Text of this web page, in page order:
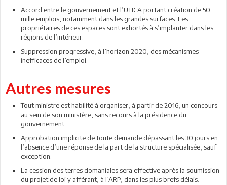
Accord entre le gouvernement et l’UTICA portant création de 50
mille emplois, notamment dans les grandes surfaces. Les
propriétaires de ces espaces sont exhortés à s’implanter dans les
régions de l’intérieur.
Suppression progressive, à l’horizon 2020, des mécanismes
inefficaces de l’emploi.
Autres mesures
Tout ministre est habilité à organiser, à partir de 2016, un concours
au sein de son ministère, sans recours à la présidence du
gouvernement.
Approbation implicite de toute demande dépassant les 30 jours en
l’absence d’une réponse de la part de la structure spécialisée, sauf
exception.
La cession des terres domaniales sera effective après la soumission
du projet de loi y afférant, à l’ARP, dans les plus brefs délais.